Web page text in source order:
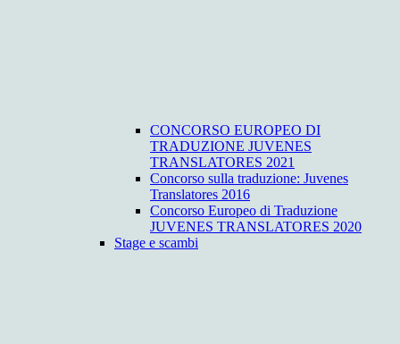
CONCORSO EUROPEO DI
TRADUZIONE JUVENES
TRANSLATORES 2021
Concorso sulla traduzione: Juvenes
Translatores 2016
Concorso Europeo di Traduzione
JUVENES TRANSLATORES 2020
Stage e scambi